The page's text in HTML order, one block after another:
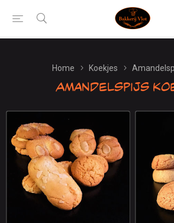
Home Koekjes
Amandelspijs